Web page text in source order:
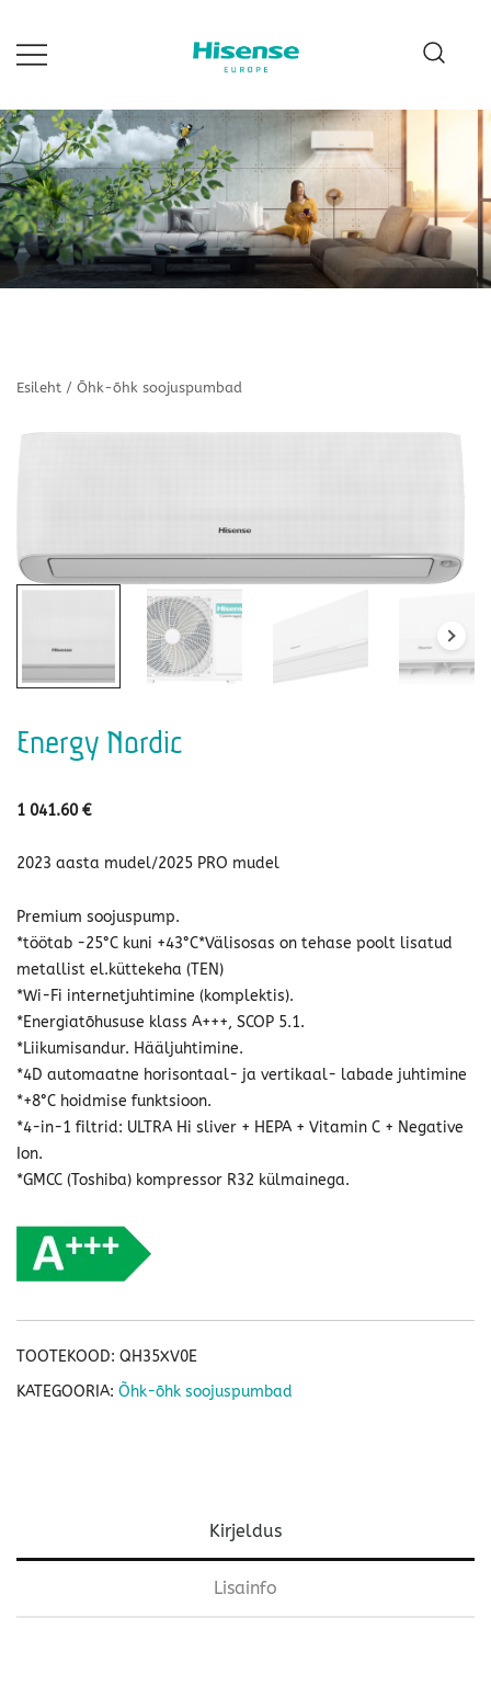
Esileht / Õhk-õhk soojuspumbad
Energy Nordic
1 041.60€
2023 aasta mudel/2025 PRO mudel
Premium soojuspump.
*töötab -25°C kuni +43°C*Välisosas on tehase poolt lisatud
metallist el.küttekeha (TEN)
*Wi-Fi internetjuhtimine (komplektis).
*Energiatõhususe klass A+++, SCOP 5.1.
*Liikumisandur. Hääljuhtimine.
*4D automaatne horisontaal- ja vertikaal- labade juhtimine
*+8°C hoidmise funktsioon.
*4-in-1 filtrid: ULTRA Hi sliver + HEPA + Vitamin C + Negative
Ion.
*GMCC (Toshiba) kompressor R32 külmainega.
TOOTEKOOD: QH35XV0E
KATEGOORIA: Õhk-õhk soojuspumbad
Kirjeldus
Lisainfo